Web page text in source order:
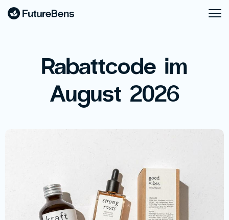
Rabattcode im
August 2026